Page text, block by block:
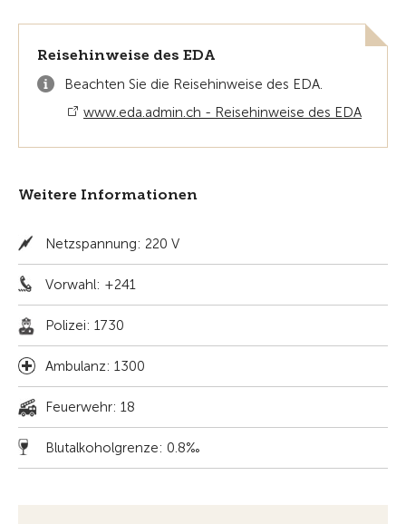
Reisehinweise des EDA
Beachten Sie die Reisehinweise des EDA.
www.eda.admin.ch - Reisehinweise des EDA
Weitere Informationen
Netzspannung: 220 V
Vorwahl: +241
Polizei: 1730
Ambulanz: 1300
Feuerwehr: 18
Blutalkoholgrenze: 0.8‰